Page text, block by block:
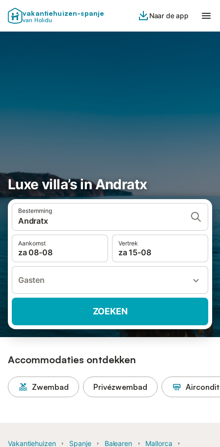
vakantiehuizen-spanje
van Holidu
Naar de app
Luxe villa’s in Andratx
Bestemming
Andratx
Aankomst
za 08-08
Vertrek
za 15-08
Gasten
ZOEKEN
Accommodaties ontdekken
Zwembad Privézwembad
Vakantiehuizen Spanje Balearen
Mallorca